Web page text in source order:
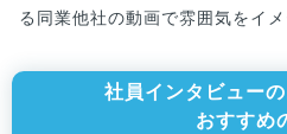
る同業他社の動画で雰囲気をイ
社員インタビュー
おすすめ